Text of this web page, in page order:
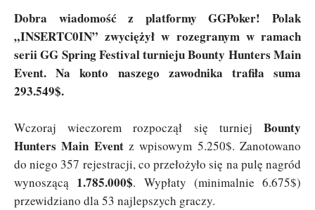
Dobra wiadomość z platformy GGPoker! Polak
„INSERTC0IN” zwyciężył w rozegranym w ramach
serii GG Spring Festival turnieju Bounty Hunters Main
Event. Na konto naszego zawodnika trafiła suma
293.549$.
Wczoraj wieczorem rozpoczął się turniej Bounty
Hunters Main Eventz wpisowym 5.250$. Zanotowano
do niego 357 rejestracji, co przełożyło się na pulę nagród
wynoszącą 1.785.000$. Wypłaty (minimalnie 6.675$)
przewidziano dla 53 najlepszych graczy.